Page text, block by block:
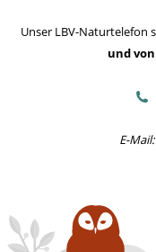
Unser LBV-Naturtelefon
und von
E-Mail: